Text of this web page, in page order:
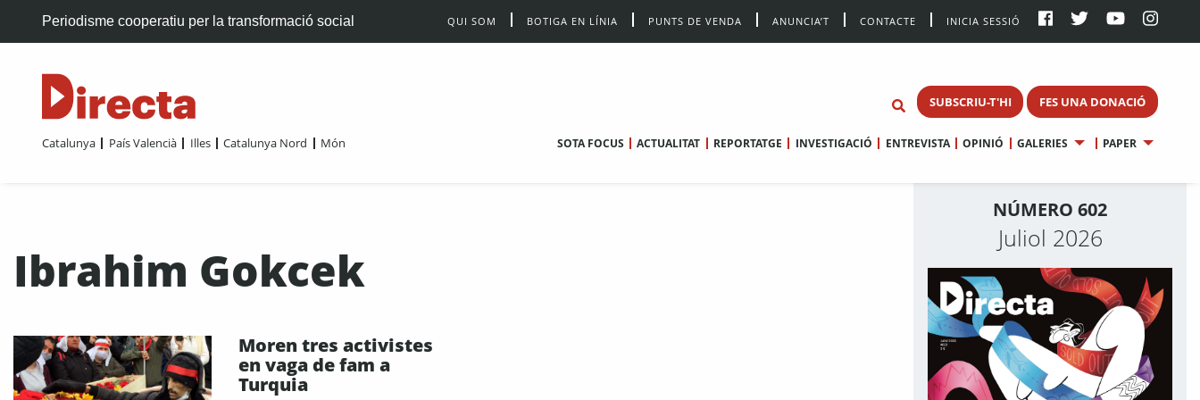
Periodisme cooperatiu per la transformació social QUI SOM BOTIGA EN LÍNIA PUNTS DE VENDA ANUNCIA’T CONTACTE INICIA SESSIÓ
SUBSCRIU-T'HI FES UNA DONACIÓ
Catalunya País Valencià Illes Catalunya Nord Món SOTA FOCUS ACTUALITAT REPORTATGE INVESTIGACIÓ ENTREVISTA OPINIÓ GALERIES PAPER
Ibrahim Gokcek
Moren tres activistes
en vaga de fam a
Turquia
NÚMERO 602
Juliol 2026